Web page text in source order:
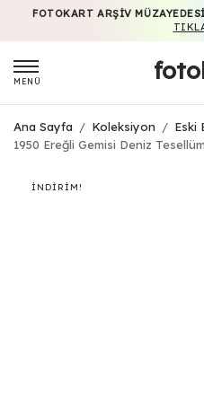
FOTOKART ARŞIV
MENÜ
Ana Sayfa / Koleksiyon / Eski
1950 Ereğli Gemisi Deniz
İNDIRIM!